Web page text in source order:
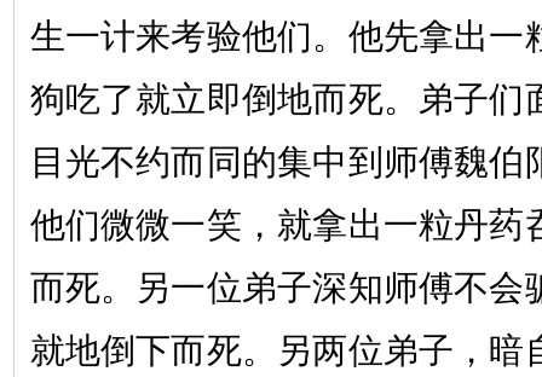
生一计来考验他们。他先拿出一
狗吃了就立即倒地而死。弟子们
目光不约而同的集中到师傅魏伯
他们微微一笑，就拿出一粒丹药
而死。另一位弟子深知师傅不会
就地倒下而死。另两位弟子，暗